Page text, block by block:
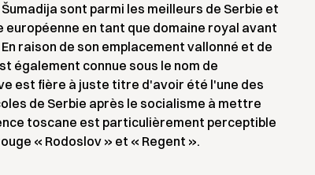
sont parmi les meilleurs de Serbie et
en tant que domaine royal avant
raison de son emplacement vallonné et de
également connue sous le nom de
est fière à juste titre d'avoir été l'une des
de Serbie après le socialisme à mettre
toscane est particulièrement perceptible
« Rodoslov » et « Regent ».